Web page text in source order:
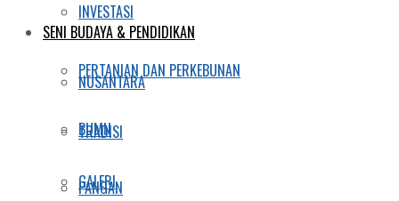
SENI BUDAYA & PENDIDIKAN
NUSANTARA
TRADISI
GALERI
INVESTASI
PERTANIAN DAN PERKEBUNAN
BUMN
PANGAN